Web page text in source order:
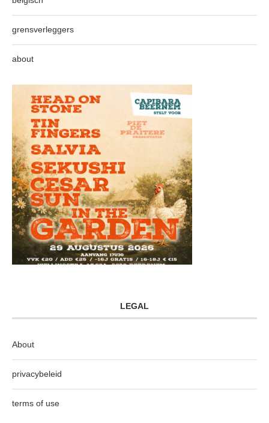
grensverleggers
about
LEGAL
About
privacybeleid
terms of use